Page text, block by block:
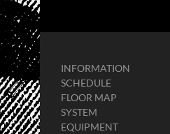
INFORMATION
SCHEDULE
FLOOR MAP
SYSTEM
EQUIPMENT